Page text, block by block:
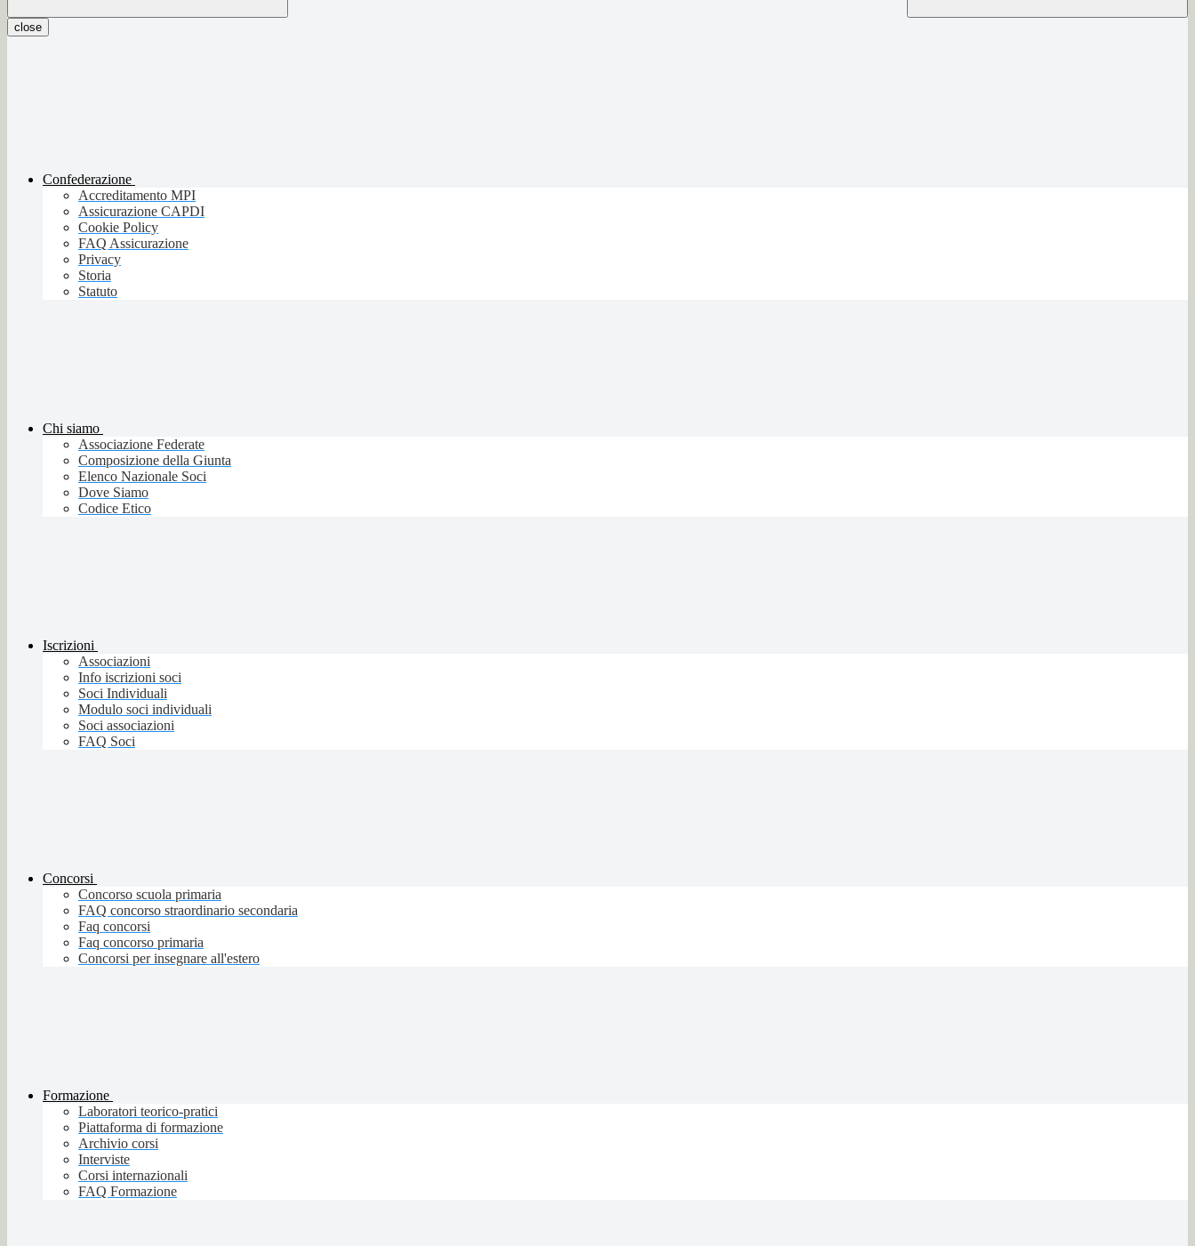
close
Confederazione
Accreditamento MPI
Assicurazione CAPDI
Cookie Policy
FAQ Assicurazione
Privacy
Storia
Statuto
Chi siamo
Associazione Federate
Composizione della Giunta
Elenco Nazionale Soci
Dove Siamo
Codice Etico
Iscrizioni
Associazioni
Info iscrizioni soci
Soci Individuali
Modulo soci individuali
Soci associazioni
FAQ Soci
Concorsi
Concorso scuola primaria
FAQ concorso straordinario secondaria
Faq concorsi
Faq concorso primaria
Concorsi per insegnare all'estero
Formazione
Laboratori teorico-pratici
Piattaforma di formazione
Archivio corsi
Interviste
Corsi internazionali
FAQ Formazione